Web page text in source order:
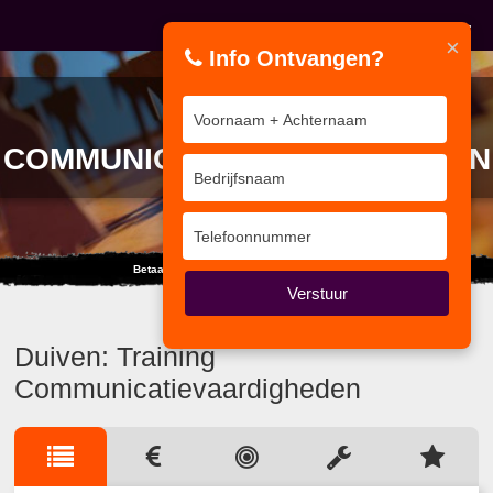
TRAINING
COMMUNICATIEVAARDIGHEDEN
Betaald u nog per persoon? of per GROEP
Duiven: Training
Communicatievaardigheden
×
Info Ontvangen?
Verstuur